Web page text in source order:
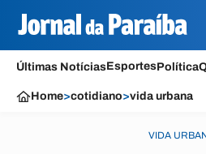
Últimas NotíciasEsportesPolítica
Home>cotidiano>vida urbana
VIDA